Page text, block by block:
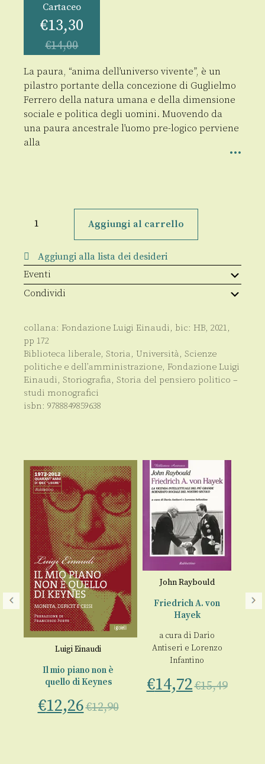
Cartaceo
€13,30
€14,00
La paura, “anima dell’universo vivente”, è un
pilastro portante della concezione di Guglielmo
Ferrero della natura umana e della dimensione
sociale e politica degli uomini. Muovendo da
una paura ancestrale l’uomo pre-logico perviene
alla
nell’opera
di
Guglielmo
Ferrero
quantità
Aggiungi al carrello
Aggiungi alla lista dei desideri
Eventi
Condividi
collana: Fondazione Luigi Einaudi, bic: HB, 2021,
pp 172
Biblioteca liberale, Storia, Università, Scienze
politiche e dell’amministrazione, Fondazione Luigi
Einaudi, Storiografia, Storia del pensiero politico –
studi monografici
isbn: 9788849859638
Luigi Einaudi
Il mio piano non è
quello di Keynes
€12,26€12,90
John Raybould
Friedrich A. von
Hayek
a cura di Dario
Antiseri e Lorenzo
Infantino
€14,72€15,49